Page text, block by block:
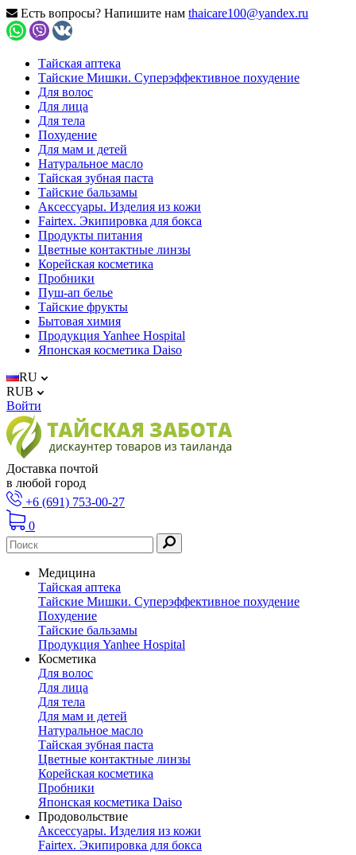
Есть вопросы? Напишите нам thaicare100@yandex.ru
Тайская аптека
Тайские Мишки. Суперэффективное похудение
Для волос
Для лица
Для тела
Похудение
Для мам и детей
Натуральное масло
Тайская зубная паста
Тайские бальзамы
Аксессуары. Изделия из кожи
Fairtex. Экипировка для бокса
Продукты питания
Цветные контактные линзы
Корейская косметика
Пробники
Пуш-ап белье
Тайские фрукты
Бытовая химия
Продукция Yanhee Hospital
Японская косметика Daiso
RU
RUB
Войти
Доставка почтой
в любой город
+6 (691) 753-00-27
0
Медицина
Тайская аптека
Тайские Мишки. Суперэффективное похудение
Похудение
Тайские бальзамы
Продукция Yanhee Hospital
Косметика
Для волос
Для лица
Для тела
Для мам и детей
Натуральное масло
Тайская зубная паста
Цветные контактные линзы
Корейская косметика
Пробники
Японская косметика Daiso
Продовольствие
Аксессуары. Изделия из кожи
Fairtex. Экипировка для бокса